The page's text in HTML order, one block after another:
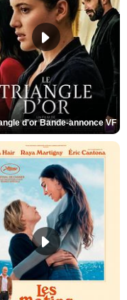
d'or Bande-annonce VF